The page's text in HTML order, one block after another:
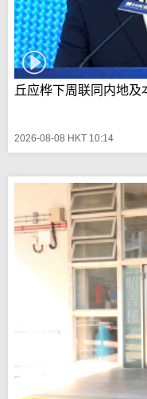
丘应桦下周联同内地
2026-08-08 HKT 10:14